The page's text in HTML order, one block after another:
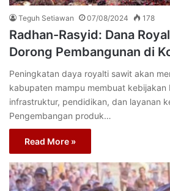
Teguh Setiawan 07/08/2024 178
Radhan-Rasyid: Dana
Dorong Pembangunan di
Peningkatan daya royalti sawit akan
kabupaten mampu membuat kebijakan
infrastruktur, pendidikan, dan layanan
Pengembangan produk…
Read More »